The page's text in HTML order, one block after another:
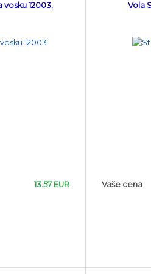
vosku 12003.
13.57 EUR
Vola
Vaše cena